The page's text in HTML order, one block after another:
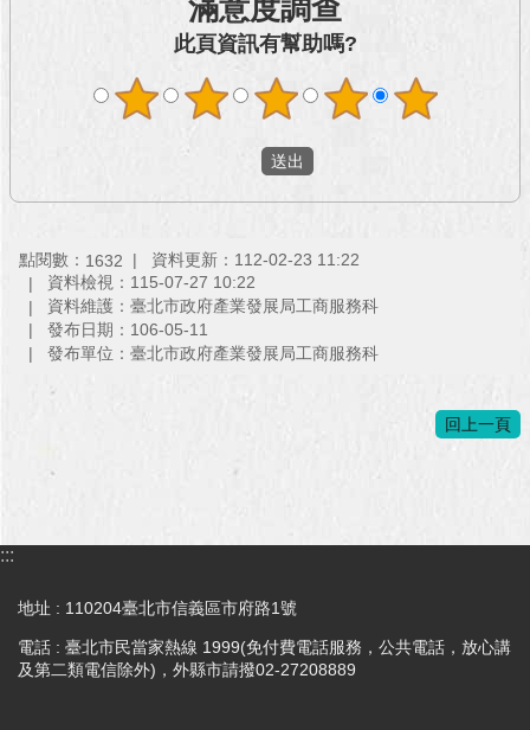
與
區
臺
開
宣
告
滿意度調查
此頁資訊有幫助嗎?
點閱數： 1632
資料更新：112-02-23 11:22
資料檢視：115-07-27 10:22
資料維護：臺北市政府產業發展局工商服務科
發布日期：106-05-11
發布單位：臺北市政府產業發展局工商服務科
回上一頁
:::
地址 : 110204臺北市信義區市府路1號
電話 : 臺北市民當家熱線 1999(免付費電話服務，公共電話，放心講
及第二類電信除外)，外縣市請撥02-27208889